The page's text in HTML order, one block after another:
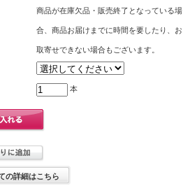
商品が在庫欠品・販売終了となっている場
合、商品お届けまでに時間を要したり、お
取寄せできない場合もございます。
本
の詳細はこちら